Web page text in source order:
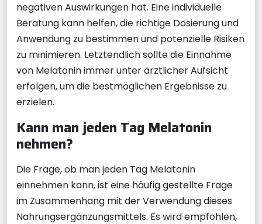
negativen Auswirkungen hat. Eine individuelle
Beratung kann helfen, die richtige Dosierung und
Anwendung zu bestimmen und potenzielle Risiken
zu minimieren. Letztendlich sollte die Einnahme
von Melatonin immer unter ärztlicher Aufsicht
erfolgen, um die bestmöglichen Ergebnisse zu
erzielen.
Kann man jeden Tag Melatonin
nehmen?
Die Frage, ob man jeden Tag Melatonin
einnehmen kann, ist eine häufig gestellte Frage
im Zusammenhang mit der Verwendung dieses
Nahrungsergänzungsmittels. Es wird empfohlen,